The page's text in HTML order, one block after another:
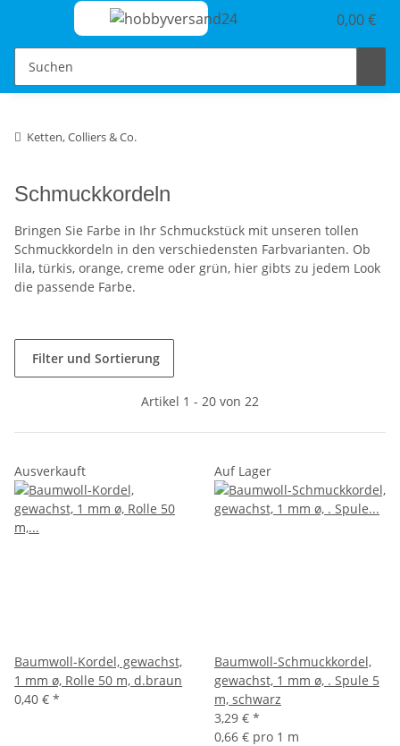
0,00 €
Ketten, Colliers & Co.
Schmuckkordeln
Bringen Sie Farbe in Ihr Schmuckstück mit unseren tollen
Schmuckkordeln in den verschiedensten Farbvarianten. Ob
lila, türkis, orange, creme oder grün, hier gibts zu jedem Look
die passende Farbe.
Filter und Sortierung
Artikel 1 - 20 von 22
Ausverkauft
Baumwoll-Kordel, gewachst,
1 mm ø, Rolle 50 m, d.braun
0,40 € *
Auf Lager
Baumwoll-Schmuckkordel,
gewachst, 1 mm ø, . Spule 5
m, schwarz
3,29 € *
0,66 € pro 1 m